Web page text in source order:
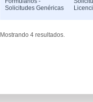
Solicitudes Genéricas
Mostrando 4 resultados.